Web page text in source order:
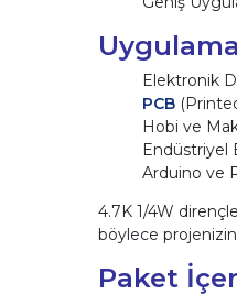
Elektronik
PCB(Printed
Hobi ve
Endüstriyel
Arduino ve
4.7K 1/4W
böylece
Paket